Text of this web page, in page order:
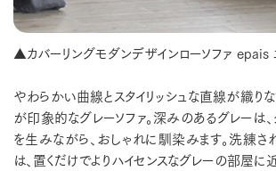
▲カバーリングモダンデザインローソファ epais
やわらかい曲線とスタイリッシュな直線が織りな
が印象的なグレーソファ。深みのあるグレーは
を生みながら、おしゃれに馴染みます。洗練さ
は、置くだけでよりハイセンスなグレーの部屋に